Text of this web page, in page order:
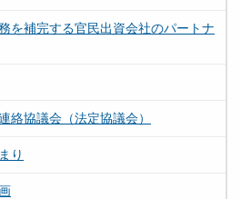
を補完する官民出資会社のパートナ
絡協議会（法定協議会）
り